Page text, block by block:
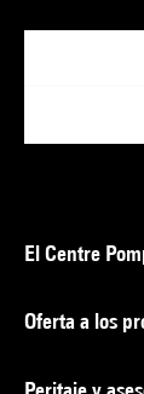
El Centre
Oferta a los